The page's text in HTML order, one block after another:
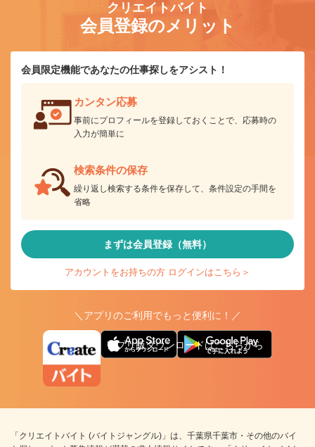
クリエイトバイト
会員登録のメリット
会員限定機能であなたの仕事探しをアシスト！
カンタン応募
事前にプロフィールを登録しておくことで、応募時の
入力が簡単に
検索条件の保存
繰り返し検索する条件を保存して、条件設定の手間を
省略
まずは会員登録（無料）
アカウントをお持ちの方 ログインはこちら＞
＼アプリのご利用でもっと便利に！／
アプリ版ダウンロードはこちらから
「クリエイトバイト (バイトジャングル)」は、千葉県千葉市・その他のバイ